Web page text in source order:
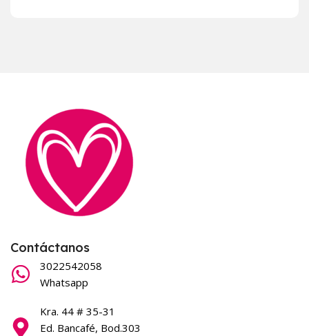
Contáctanos
3022542058
Whatsapp
Kra. 44 # 35-31
Ed. Bancafé, Bod.303